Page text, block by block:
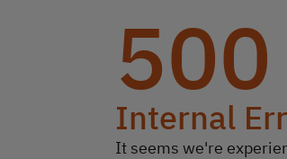
500
Internal
It seems we're